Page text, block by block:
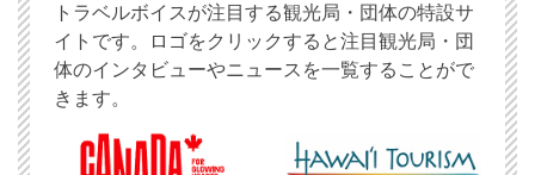
トラベルボイスが注目する観光局・団体の特設サ
イトです。ロゴをクリックすると注目観光局・団
体のインタビューやニュースを一覧することがで
きます。